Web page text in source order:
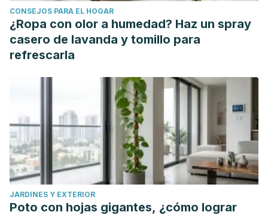
CONSEJOS PARA EL HOGAR
¿Ropa con olor a humedad? Haz un spray
casero de lavanda y tomillo para
refrescarla
JARDINES Y EXTERIOR
Poto con hojas gigantes, ¿cómo lograr